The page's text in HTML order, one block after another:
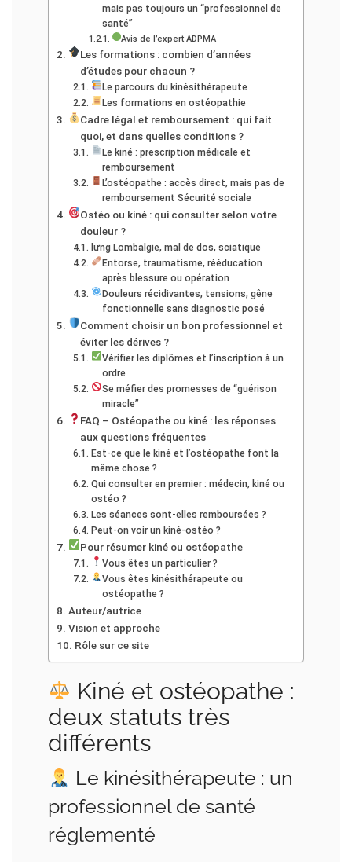
mais pas toujours un “professionnel de
santé”
Avis de l’expert ADPMA
Les formations : combien d’années
d’études pour chacun ?
Le parcours du kinésithérapeute
Les formations en ostéopathie
Cadre légal et remboursement : qui fait
quoi, et dans quelles conditions ?
Le kiné : prescription médicale et
remboursement
L’ostéopathe : accès direct, mais pas de
remboursement Sécurité sociale
Ostéo ou kiné : qui consulter selon votre
douleur ?
lưng Lombalgie, mal de dos, sciatique
Entorse, traumatisme, rééducation
après blessure ou opération
Douleurs récidivantes, tensions, gêne
fonctionnelle sans diagnostic posé
Comment choisir un bon professionnel et
éviter les dérives ?
Vérifier les diplômes et l’inscription à un
ordre
Se méfier des promesses de “guérison
miracle”
FAQ – Ostéopathe ou kiné : les réponses
aux questions fréquentes
Est-ce que le kiné et l’ostéopathe font la
même chose ?
Qui consulter en premier : médecin, kiné ou
ostéo ?
Les séances sont-elles remboursées ?
Peut-on voir un kiné-ostéo ?
Pour résumer kiné ou ostéopathe
Vous êtes un particulier ?
Vous êtes kinésithérapeute ou
ostéopathe ?
Auteur/autrice
Vision et approche
Rôle sur ce site
Kiné et ostéopathe :
deux statuts très
différents
Le kinésithérapeute : un
professionnel de santé
réglementé